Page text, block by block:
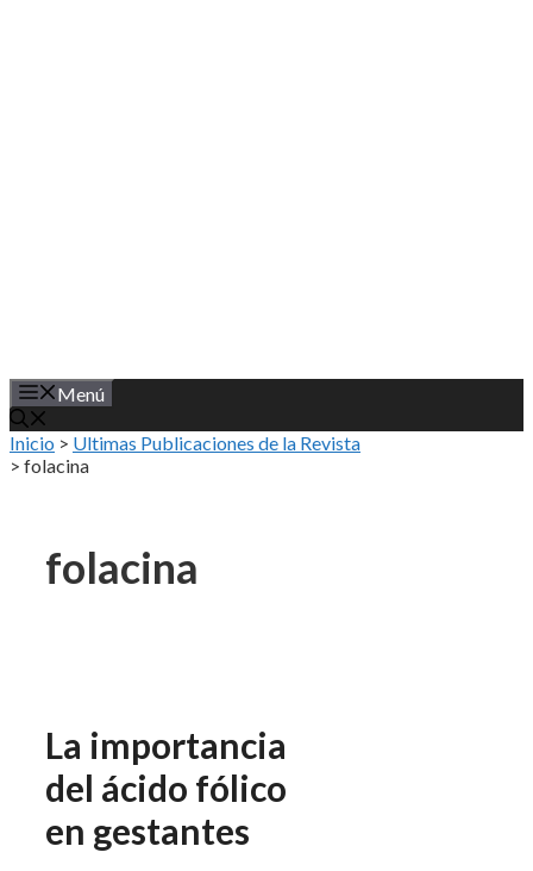
Menú
Inicio > Ultimas Publicaciones de la Revista
> folacina
folacina
La importancia
del ácido fólico
en gestantes